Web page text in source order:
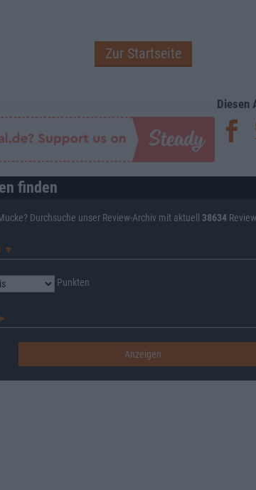
Zur Startseite
Diesen
finden
Durchsuche unser Review-Archiv mit aktuell 38634
▼︎
Punkten
►︎